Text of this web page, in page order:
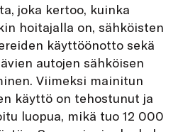
joka kertoo, kuinka
hoitajalla on, sähköisten
käyttöönotto sekä
autojen sähköisen
Viimeksi mainitun
käyttö on tehostunut ja
luopua, mikä tuo 12 000